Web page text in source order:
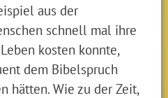
aus der
schnell mal ihre
kosten konnte,
dem Bibelspruch
hätten. Wie zu der Zeit,